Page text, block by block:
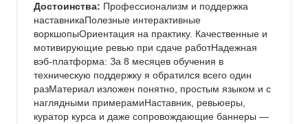
Достоинства: Профессионализм и поддержка
наставникаПолезные интерактивные
воркшопыОриентация на практику. Качественные и
мотивирующие ревью при сдаче работНадежная
вэб-платформа: За 8 месяцев обучения в
техническую поддержку я обратился всего один
разМатериал изложен понятно, простым языком и с
наглядными примерамиНаставник, ревьюеры,
куратор курса и даже сопровождающие баннеры —